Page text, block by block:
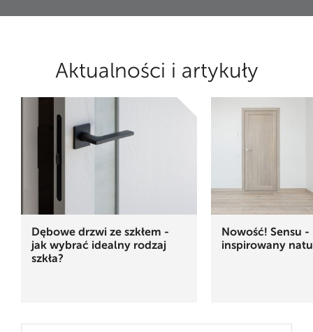
Aktualności i artykuły
Dębowe drzwi ze szkłem -
jak wybrać idealny rodzaj
szkła?
Nowość! Sensu
inspirowany